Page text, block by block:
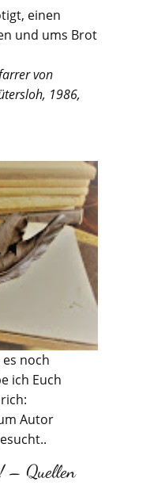
einen
und ums Brot
von
1986,
noch
ich Euch
Autor
– Quellen